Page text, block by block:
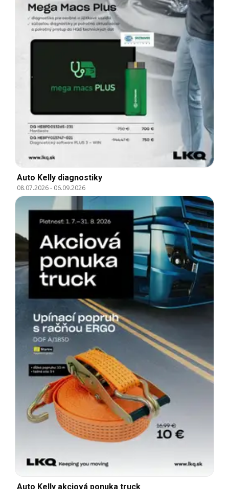
Auto Kelly diagnostiky
08.07.2026- 06.09.2026
Auto Kelly akciová ponuka truck